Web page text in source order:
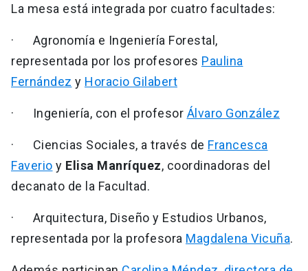
La mesa está integrada por cuatro facultades:
· Agronomía e Ingeniería Forestal,
representada por los profesores Paulina
Fernández y Horacio Gilabert
· Ingeniería, con el profesor Álvaro González
· Ciencias Sociales, a través de Francesca
Faverio y Elisa Manríquez, coordinadoras del
decanato de la Facultad.
· Arquitectura, Diseño y Estudios Urbanos,
representada por la profesora Magdalena Vicuña.